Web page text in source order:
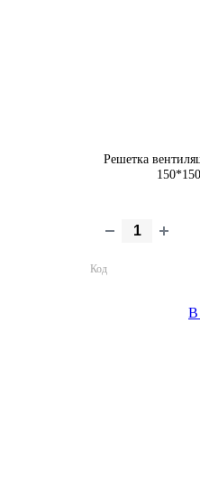
Решетка
Код
В